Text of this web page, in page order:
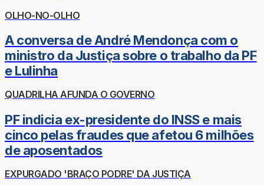
OLHO-NO-OLHO
A conversa de André Mendonça com o
ministro da Justiça sobre o trabalho da PF
e Lulinha
QUADRILHA AFUNDA O GOVERNO
PF indicia ex-presidente do INSS e mais
cinco pelas fraudes que afetou 6 milhões
de aposentados
EXPURGADO 'BRAÇO PODRE' DA JUSTIÇA